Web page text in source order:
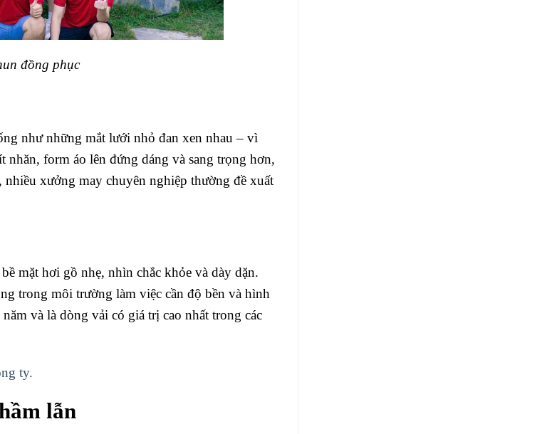
đồng phục
như những mắt lưới nhỏ đan xen nhau – vì
nhăn, form áo lên đứng dáng và sang trọng hơn,
xưởng may chuyên nghiệp thường đề xuất
mặt hơi gồ nhẹ, nhìn chắc khỏe và dày dặn.
trong môi trường làm việc cần độ bền và hình
và là dòng vải có giá trị cao nhất trong các
ty.
lẫn